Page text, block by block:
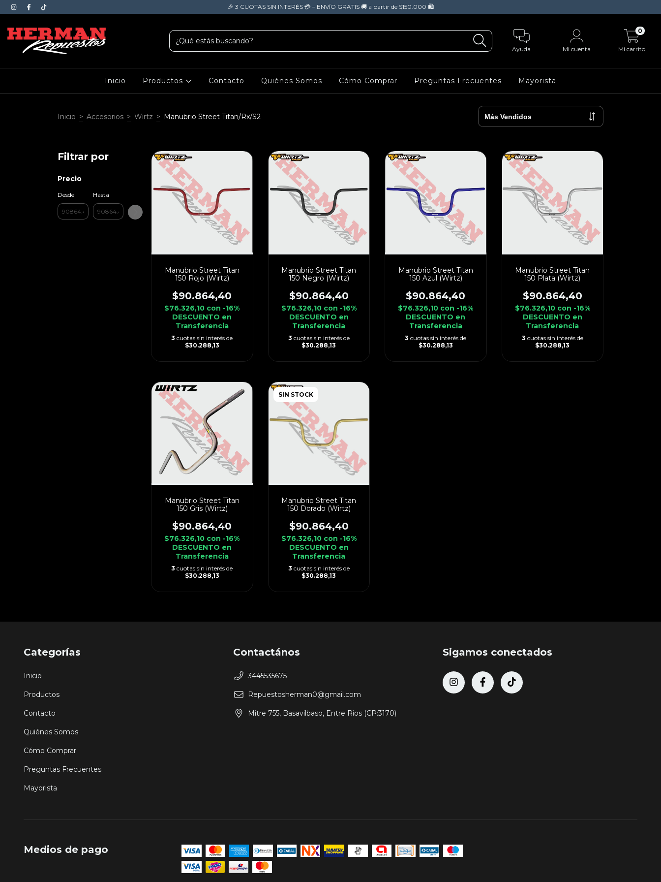
🎉 3 CUOTAS SIN INTERÉS 💳 – ENVÍO GRATIS 🚚 a partir de $150.000 🛍️
Ayuda Mi cuenta Mi carrito
0
Inicio Productos Contacto Quiénes Somos Cómo Comprar Preguntas Frecuentes Mayorista
Inicio > Accesorios > Wirtz > Manubrio Street Titan/Rx/S2
Filtrar por
Precio
Desde Hasta
Manubrio Street Titan
150 Rojo (Wirtz)
$90.864,40
$76.326,10 con -16%
DESCUENTO en
Transferencia
3 cuotas sin interés de
$30.288,13
Manubrio Street Titan
150 Negro (Wirtz)
$90.864,40
$76.326,10 con -16%
DESCUENTO en
Transferencia
3 cuotas sin interés de
$30.288,13
Manubrio Street Titan
150 Azul (Wirtz)
$90.864,40
$76.326,10 con -16%
DESCUENTO en
Transferencia
3 cuotas sin interés de
$30.288,13
Manubrio Street Titan
150 Plata (Wirtz)
$90.864,40
$76.326,10 con -16%
DESCUENTO en
Transferencia
3 cuotas sin interés de
$30.288,13
Manubrio Street Titan
150 Gris (Wirtz)
$90.864,40
$76.326,10 con -16%
DESCUENTO en
Transferencia
3 cuotas sin interés de
$30.288,13
SIN STOCK
Manubrio Street Titan
150 Dorado (Wirtz)
$90.864,40
$76.326,10 con -16%
DESCUENTO en
Transferencia
3 cuotas sin interés de
$30.288,13
Categorías
Inicio
Productos
Contacto
Quiénes Somos
Cómo Comprar
Preguntas Frecuentes
Mayorista
Contactános
3445535675
Repuestosherman0@gmail.com
Mitre 755, Basavilbaso, Entre Rios (CP:3170)
Sigamos conectados
Medios de pago